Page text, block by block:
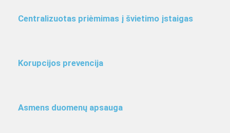
Centralizuotas priėmimas į švietimo įstaigas
Korupcijos prevencija
Asmens duomenų apsauga